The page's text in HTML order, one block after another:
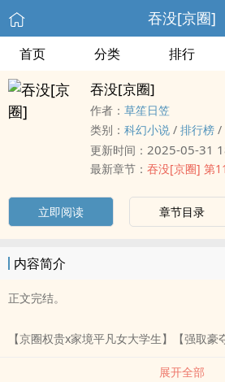
吞没[京圈]
首页 分类 排行
吞没[京圈]
作者： 草笙日笠
类别： 科幻小说 / 排行榜 /
更新时间： 2025-05-31
最新章节： 吞没[京圈] 第
立即阅读 章节目录
内容简介
正文完结。
【京圈权贵x家境平凡女大学生】【强取豪
展开全部